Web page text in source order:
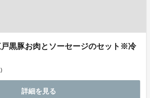
戸黒豚お肉とソーセージのセット※冷
詳細を見る